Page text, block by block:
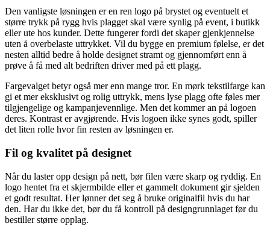
Den vanligste løsningen er en ren logo på brystet og eventuelt et
større trykk på rygg hvis plagget skal være synlig på event, i butikk
eller ute hos kunder. Dette fungerer fordi det skaper gjenkjennelse
uten å overbelaste uttrykket. Vil du bygge en premium følelse, er det
nesten alltid bedre å holde designet stramt og gjennomført enn å
prøve å få med alt bedriften driver med på ett plagg.
Fargevalget betyr også mer enn mange tror. En mørk tekstilfarge kan
gi et mer eksklusivt og rolig uttrykk, mens lyse plagg ofte føles mer
tilgjengelige og kampanjevennlige. Men det kommer an på logoen
deres. Kontrast er avgjørende. Hvis logoen ikke synes godt, spiller
det liten rolle hvor fin resten av løsningen er.
Fil og kvalitet på designet
Når du laster opp design på nett, bør filen være skarp og ryddig. En
logo hentet fra et skjermbilde eller et gammelt dokument gir sjelden
et godt resultat. Her lønner det seg å bruke originalfil hvis du har
den. Har du ikke det, bør du få kontroll på designgrunnlaget før du
bestiller større opplag.